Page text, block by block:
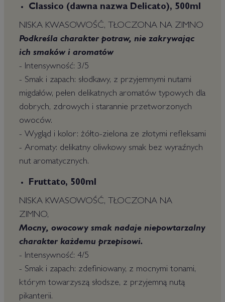
Classico (dawna nazwa Delicato), 500ml
NISKA KWASOWOŚĆ, TŁOCZONA NA ZIMNO
Podkreśla charakter potraw, nie zakrywając
ich smaków i aromatów
- Intensywność: 3/5
- Smak i zapach: słodkawy, z przyjemnymi nutami
migdałów, pełen delikatnych aromatów typowych dla
dobrych, zdrowych i starannie przetworzonych
owoców.
- Wygląd i kolor: żółto-zielona ze złotymi refleksami
- Aromaty: delikatny oliwkowy smak bez wyraźnych
nut aromatycznych.
Fruttato, 500ml
NISKA KWASOWOŚĆ, TŁOCZONA NA
ZIMNO,
Mocny, owocowy smak nadaje niepowtarzalny
charakter każdemu przepisowi.
- Intensywność: 4/5
- Smak i zapach: zdefiniowany, z mocnymi tonami,
którym towarzyszą słodsze, z przyjemną nutą
pikanterii.